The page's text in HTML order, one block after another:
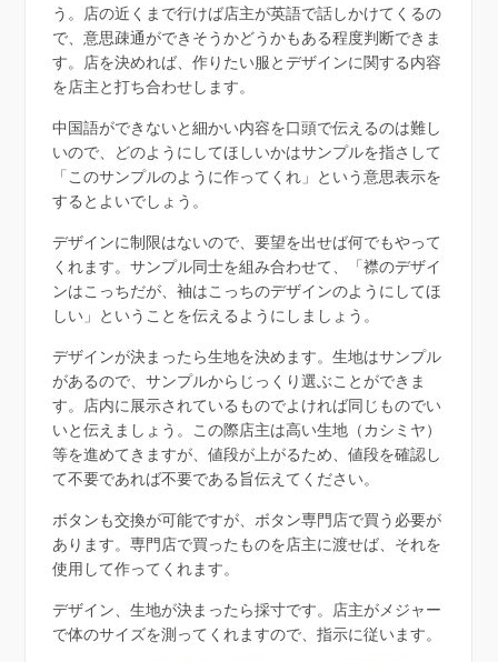
う。店の近くまで行けば店主が英語で話しかけてくるの
で、意思疎通ができそうかどうかもある程度判断できま
す。店を決めれば、作りたい服とデザインに関する内容
を店主と打ち合わせします。
中国語ができないと細かい内容を口頭で伝えるのは難し
いので、どのようにしてほしいかはサンプルを指さして
「このサンプルのように作ってくれ」という意思表示を
するとよいでしょう。
デザインに制限はないので、要望を出せば何でもやって
くれます。サンプル同士を組み合わせて、「襟のデザイ
ンはこっちだが、袖はこっちのデザインのようにしてほ
しい」ということを伝えるようにしましょう。
デザインが決まったら生地を決めます。生地はサンプル
があるので、サンプルからじっくり選ぶことができま
す。店内に展示されているものでよければ同じものでい
いと伝えましょう。この際店主は高い生地（カシミヤ）
等を進めてきますが、値段が上がるため、値段を確認し
て不要であれば不要である旨伝えてください。
ボタンも交換が可能ですが、ボタン専門店で買う必要が
あります。専門店で買ったものを店主に渡せば、それを
使用して作ってくれます。
デザイン、生地が決まったら採寸です。店主がメジャー
で体のサイズを測ってくれますので、指示に従います。